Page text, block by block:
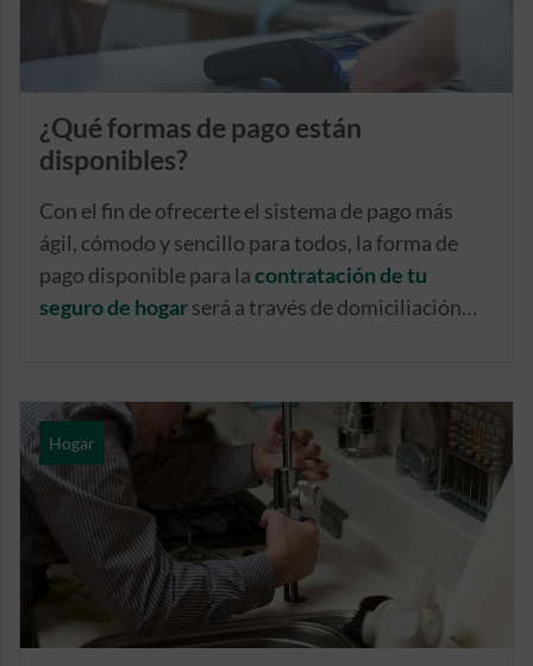
¿Qué formas de pago están
disponibles?
Con el fin de ofrecerte el sistema de pago más
ágil, cómodo y sencillo para todos, la forma de
pago disponible para lacontratación de tu
seguro de hogarserá a través de domiciliación
preferible hacerlo en mediante un pago único
anual.
Hogar